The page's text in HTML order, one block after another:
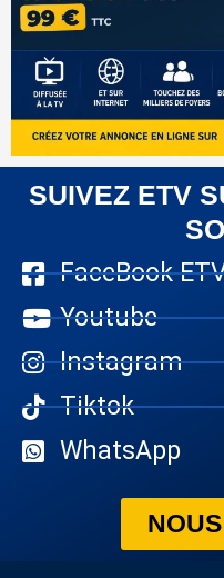
SUIVEZ ETV
FaceBook
Youtube
Instagram
Tiktok
WhatsApp